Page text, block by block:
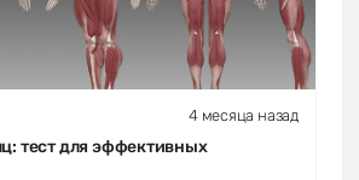
4 месяца назад
тест для эффективных